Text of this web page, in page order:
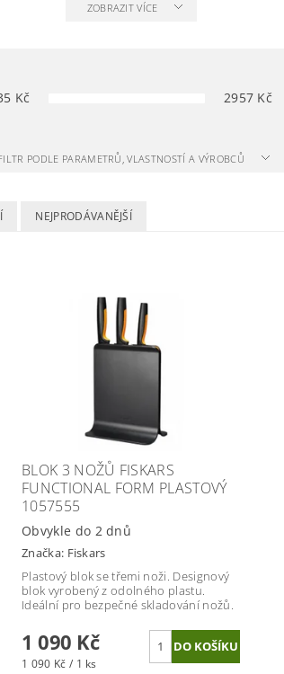
ZOBRAZIT VÍCE
Kč 2957 Kč
PODLE PARAMETRŮ, VLASTNOSTÍ A VÝROBCŮ
NEJPRODÁVANĚJŠÍ
BLOK 3 NOŽŮ FISKARS
FUNCTIONAL FORM PLASTOVÝ
1057555
Obvykle do 2 dnů
Značka: Fiskars
Plastový blok se třemi noži. Designový
blok vyrobený z odolného plastu.
Ideální pro bezpečné skladování nožů.
1 090 Kč
1 090 Kč / 1 ks